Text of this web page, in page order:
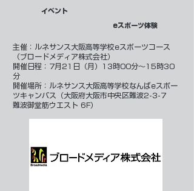
イベント
eスポーツ体験
​主催： ルネサンス大阪高等学校eスポーツコース
（ブロードメディア株式会社）
開催日程：7月21日（月）13時00分～15時30
分
開催場所：ルネサンス大阪高等学校なんばeスポー
ツキャンパス（大阪府大阪市中央区難波2-3-7
難波御堂筋ウエスト 6F）